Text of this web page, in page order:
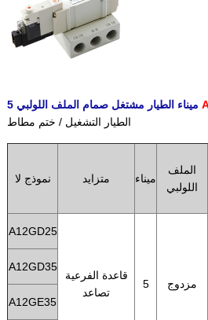
5 ميناء الطيار مشتغل صمام الملف اللولبي
الطيار التشغيل / ختم مطاط
نموذج لا متزايد ميناء
الملف
اللولبي
A12GD25
قاعدة الفرعية
تصاعد
5 مزدوج
A12GD35
A12GE35